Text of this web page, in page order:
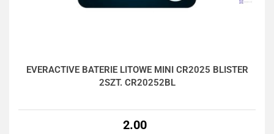
EVERACTIVE BATERIE LITOWE MINI CR2025 BLISTER
2SZT. CR20252BL
2.00